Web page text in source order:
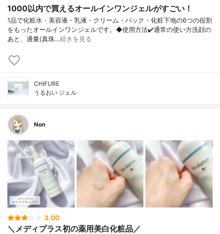
1000以内で買えるオールインワンジェルがすごい！
1品で化粧水・美容液・乳液・クリーム・ パック・化粧下地の6つの役割
をもったオ ールインワンジェルです。 ◆使用方法 ✔️通常の使い方 洗顔の
あと、適量(真珠…続きを見る
CHIFURE
うるおい ジェル
Non
3.00
＼メディプラス初の薬用美白化粧品／